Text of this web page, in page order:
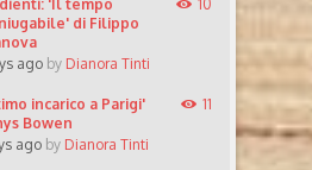
'Il tempo
di Filippo
ago by Dianora Tinti
10
incarico a Parigi'
Bowen
ago by Dianora Tinti
11